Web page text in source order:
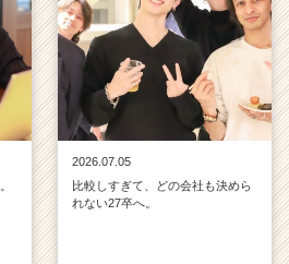
2026.07.05
比較しすぎて、どの会社も決めら
れない27卒へ。